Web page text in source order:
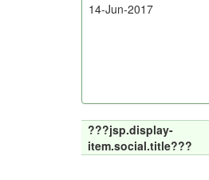
14-Jun-2017
???jsp.display-
item.social.title???